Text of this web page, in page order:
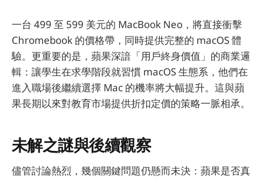
一台 499 至 599 美元的 MacBook Neo，將直接衝擊
Chromebook 的價格帶，同時提供完整的 macOS 體
驗。更重要的是，蘋果深諳「用戶終身價值」的商業邏
輯：讓學生在求學階段就習慣 macOS 生態系，他們在
進入職場後繼續選擇 Mac 的機率將大幅提升。這與蘋
果長期以來對教育市場提供折扣定價的策略一脈相承。
未解之謎與後續觀察
儘管討論熱烈，幾個關鍵問題仍懸而未決：蘋果是否真